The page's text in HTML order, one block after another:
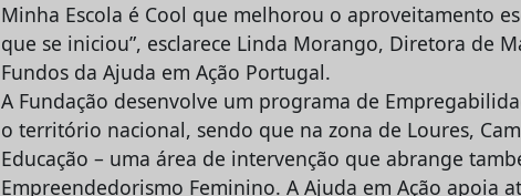
Minha Escola é Cool que melhorou o aproveitamento
que se iniciou”, esclarece Linda Morango, Diretora de
Fundos da Ajuda em Ação Portugal.
A Fundação desenvolve um programa de
o território nacional, sendo que na zona de Loures,
Educação – uma área de intervenção que abrange
Empreendedorismo Feminino. A Ajuda em Ação apoia